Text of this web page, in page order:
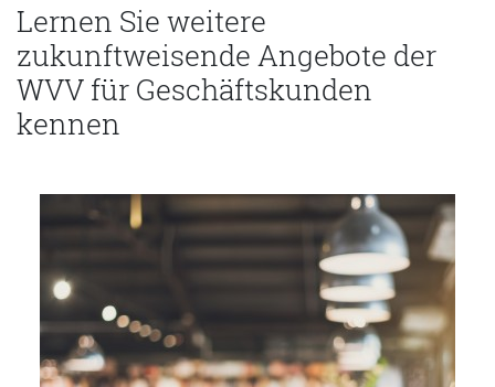
Lernen Sie weitere
zukunftweisende Angebote der
WVV für Geschäftskunden
kennen